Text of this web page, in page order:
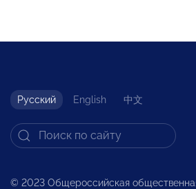
Русский English 中文
© 2023 Общероссийская